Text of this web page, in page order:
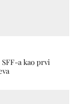
a kao prvi